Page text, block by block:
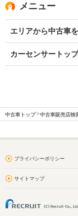
メニュー
エリアから中古車
カーセンサートッ
中古車トップ 中古車販売店検
プライバシーポリシー
サイトマップ